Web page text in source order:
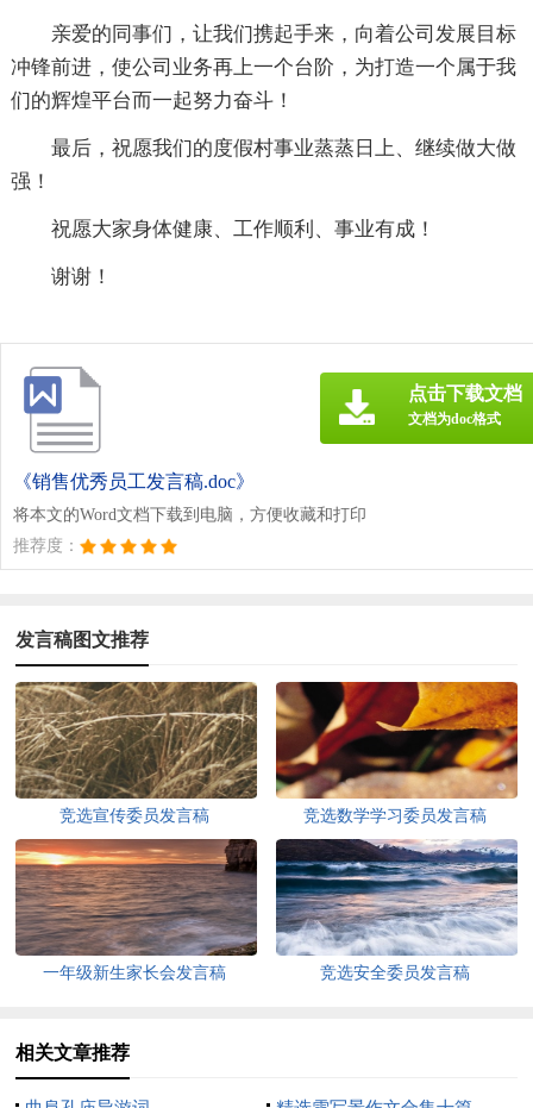
亲爱的同事们，让我们携起手来，向着公司发展目标
冲锋前进，使公司业务再上一个台阶，为打造一个属于我
们的辉煌平台而一起努力奋斗！
最后，祝愿我们的度假村事业蒸蒸日上、继续做大做
强！
祝愿大家身体健康、工作顺利、事业有成！
谢谢！
《销售优秀员工发言稿.doc》
将本文的Word文档下载到电脑，方便收藏和打印
推荐度：
点击下载文档
文档为doc格式
发言稿图文推荐
竞选宣传委员发言稿 竞选数学学习委员发言稿
一年级新生家长会发言稿 竞选安全委员发言稿
相关文章推荐